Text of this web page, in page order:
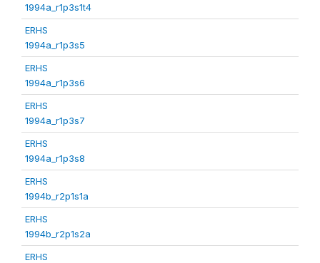
1994a_r1p3s1t4
ERHS
1994a_r1p3s5
ERHS
1994a_r1p3s6
ERHS
1994a_r1p3s7
ERHS
1994a_r1p3s8
ERHS
1994b_r2p1s1a
ERHS
1994b_r2p1s2a
ERHS